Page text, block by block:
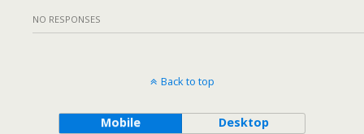
NO RESPONSES
Back to top
Mobile Desktop